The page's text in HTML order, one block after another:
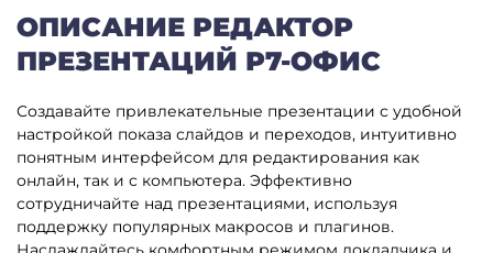
ОПИСАНИЕ РЕДАКТОР
ПРЕЗЕНТАЦИЙ Р7-ОФИС
Создавайте привлекательные презентации с удобной
настройкой показа слайдов и переходов, интуитивно
понятным интерфейсом для редактирования как
онлайн, так и с компьютера. Эффективно
сотрудничайте над презентациями, используя
поддержку популярных макросов и плагинов.